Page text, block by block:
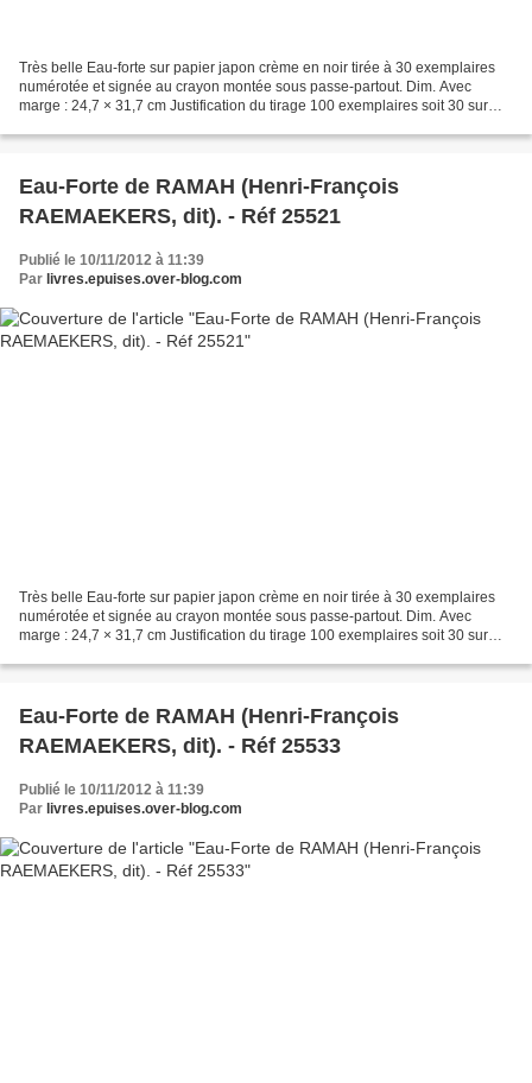
Très belle Eau-forte sur papier japon crème en noir tirée à 30 exemplaires
numérotée et signée au crayon montée sous passe-partout. Dim. Avec
marge : 24,7 × 31,7 cm Justification du tirage 100 exemplaires soit 30 sur
Eau-Forte de RAMAH (Henri-François
RAEMAEKERS, dit). - Réf 25521
Publié le 10/11/2012 à 11:39
Par livres.epuises.over-blog.com
Très belle Eau-forte sur papier japon crème en noir tirée à 30 exemplaires
numérotée et signée au crayon montée sous passe-partout. Dim. Avec
marge : 24,7 × 31,7 cm Justification du tirage 100 exemplaires soit 30 sur
Eau-Forte de RAMAH (Henri-François
RAEMAEKERS, dit). - Réf 25533
Publié le 10/11/2012 à 11:39
Par livres.epuises.over-blog.com